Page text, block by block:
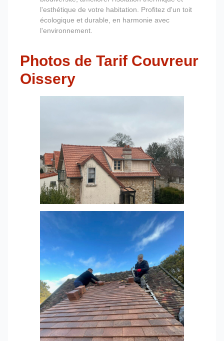
l'esthétique de votre habitation. Profitez d'un toit
écologique et durable, en harmonie avec
l'environnement.
Photos de Tarif Couvreur
Oissery